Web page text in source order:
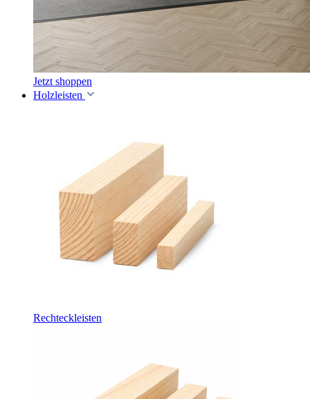
Jetzt shoppen
Holzleisten
Rechteckleisten